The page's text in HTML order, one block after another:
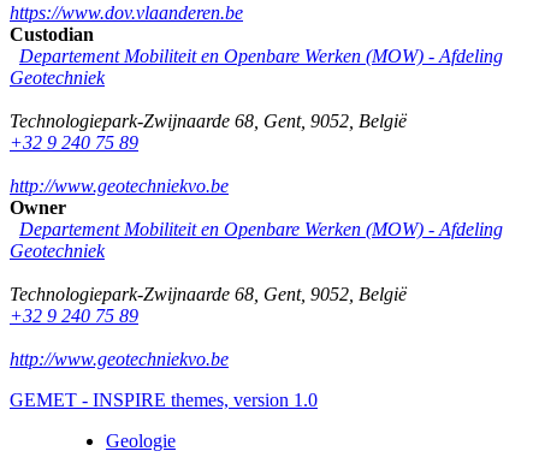
https://www.dov.vlaanderen.be
Custodian
Departement Mobiliteit en Openbare Werken (MOW) - Afdeling
Geotechniek
Technologiepark-Zwijnaarde 68 Gent, 9052 België
+32 9 240 75 89
http://www.geotechniekvo.be
Owner
Departement Mobiliteit en Openbare Werken (MOW) - Afdeling
Geotechniek
Technologiepark-Zwijnaarde 68 Gent, 9052 België
+32 9 240 75 89
http://www.geotechniekvo.be
GEMET - INSPIRE themes, version 1.0
Geologie